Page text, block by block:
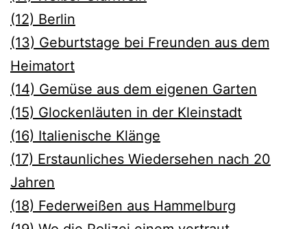
(12) Berlin
(13) Geburtstage bei Freunden aus dem
Heimatort
(14) Gemüse aus dem eigenen Garten
(15) Glockenläuten in der Kleinstadt
(16) Italienische Klänge
(17) Erstaunliches Wiedersehen nach 20
Jahren
(18) Federweißen aus Hammelburg